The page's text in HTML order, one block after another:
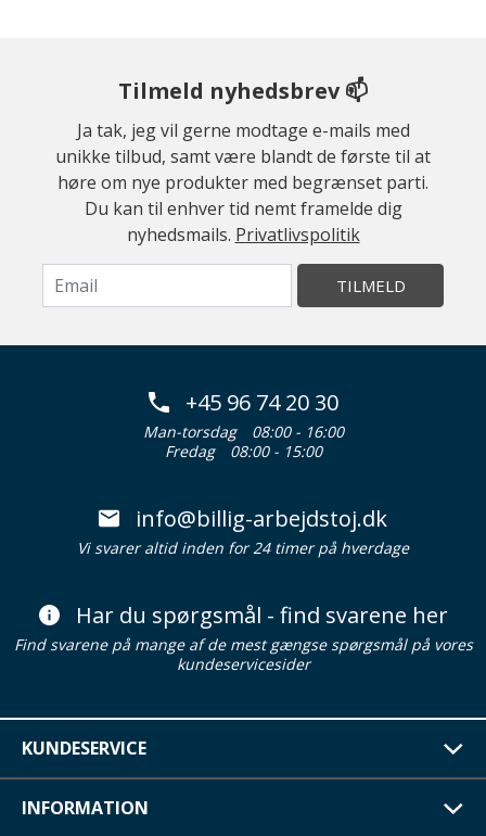
Tilmeld nyhedsbrev 📫
Ja tak, jeg vil gerne modtage e-mails med
unikke tilbud, samt være blandt de første til at
høre om nye produkter med begrænset parti.
Du kan til enhver tid nemt framelde dig
nyhedsmails. Privatlivspolitik
TILMELD
+45 96 74 20 30
Man-torsdag
08:00 - 16:00
Fredag
08:00 - 15:00
info@billig-arbejdstoj.dk
Vi svarer altid inden for 24 timer på hverdage
Har du spørgsmål - find svarene her
Find svarene på mange af de mest gængse spørgsmål på vores
kundeservicesider
KUNDESERVICE
INFORMATION